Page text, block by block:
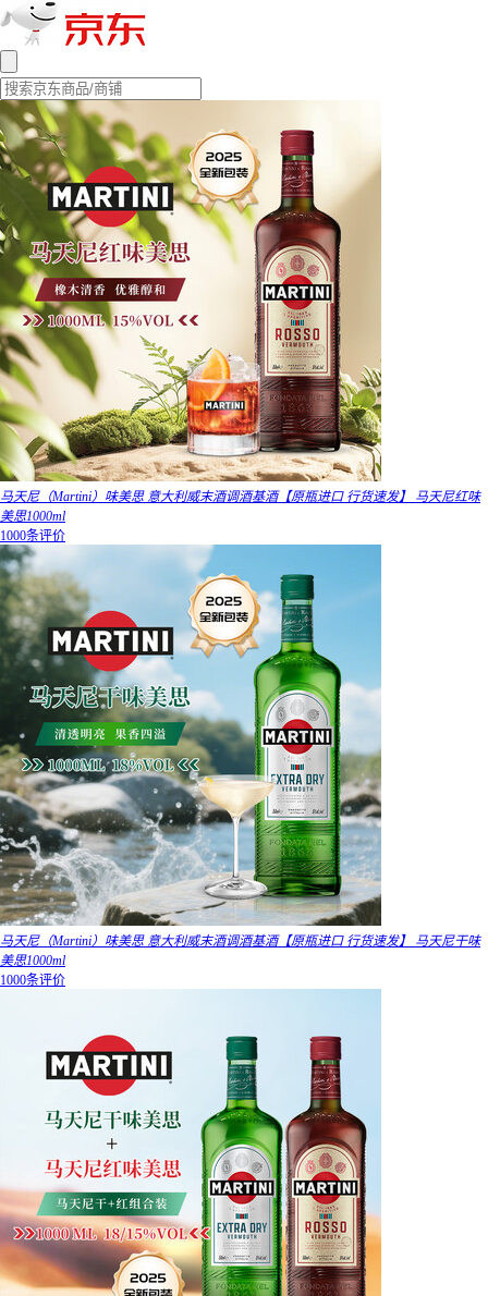
马天尼（Martini）味美思 意大利威末酒调酒基酒【原瓶进口 行货速发】 马天尼红味
美思1000ml
1000条评价
马天尼（Martini）味美思 意大利威末酒调酒基酒【原瓶进口 行货速发】 马天尼干味
美思1000ml
1000条评价